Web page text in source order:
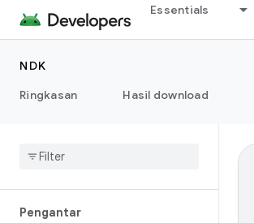
Essentials
NDK
Ringkasan
Hasil download
Pengantar